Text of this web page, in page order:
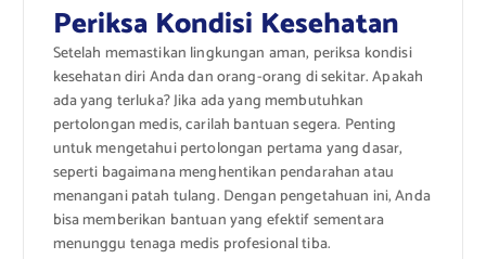
Periksa Kondisi Kesehatan
Setelah memastikan lingkungan aman, periksa kondisi
kesehatan diri Anda dan orang-orang di sekitar. Apakah
ada yang terluka? Jika ada yang membutuhkan
pertolongan medis, carilah bantuan segera. Penting
untuk mengetahui pertolongan pertama yang dasar,
seperti bagaimana menghentikan pendarahan atau
menangani patah tulang. Dengan pengetahuan ini, Anda
bisa memberikan bantuan yang efektif sementara
menunggu tenaga medis profesional tiba.